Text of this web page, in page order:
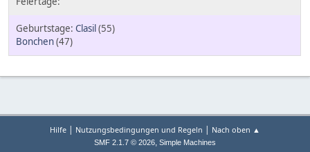
Clasil (55)
Bonchen(47)
Hilfe | Nutzungsbedingungen und Regeln | Nach oben ▲
SMF 2.1.7 © 2026, Simple Machines